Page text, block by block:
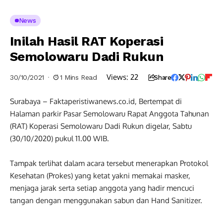
News
Inilah Hasil RAT Koperasi
Semolowaru Dadi Rukun
30/10/2021 1 Mins Read Views: 22 Share
Surabaya – Faktaperistiwanews.co.id, Bertempat di
Halaman parkir Pasar Semolowaru Rapat Anggota Tahunan
(RAT) Koperasi Semolowaru Dadi Rukun digelar, Sabtu
(30/10/2020) pukul 11.00 WIB.
Tampak terlihat dalam acara tersebut menerapkan Protokol
Kesehatan (Prokes) yang ketat yakni memakai masker,
menjaga jarak serta setiap anggota yang hadir mencuci
tangan dengan menggunakan sabun dan Hand Sanitizer.